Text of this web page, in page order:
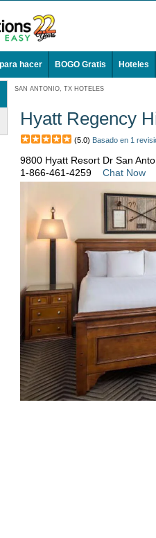
hacer BOGO Gratis Hoteles
SAN ANTONIO, TX HOTELES
Hyatt Regency
(5.0) Basado en 1
9800 Hyatt Resort Dr San
1-866-461-4259
Chat Now